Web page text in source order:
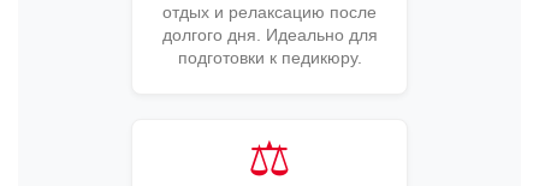
отдых и релаксацию после
долгого дня. Идеально для
подготовки к педикюру.
⚖️